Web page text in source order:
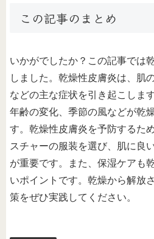
この記事のまとめ
いかがでしたか？この記事では
しました。乾燥性皮膚炎は、肌
などの主な症状を引き起こしま
年齢の変化、季節の風などが乾
す。乾燥性皮膚炎を予防するた
スチャーの服装を選び、肌に良
が重要です。また、保湿ケアも
いポイントです。乾燥から解放
策をぜひ実践してください。